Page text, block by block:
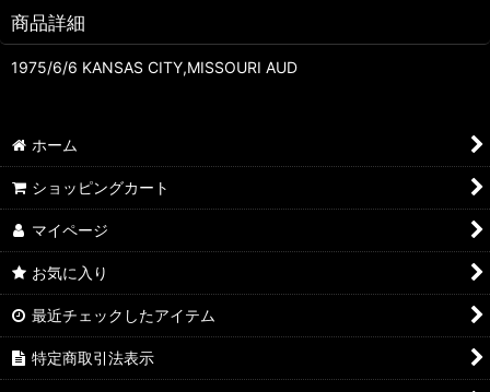
商品詳細
1975/6/6 KANSAS CITY,MISSOURI AUD
ホーム
ショッピングカート
マイページ
お気に入り
最近チェックしたアイテム
特定商取引法表示